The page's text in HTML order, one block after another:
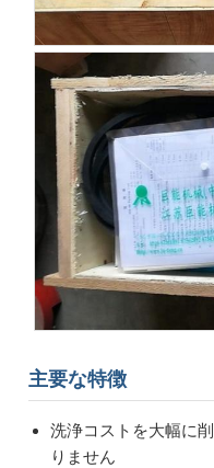
主要な特徴
洗浄コストを大幅に
りません